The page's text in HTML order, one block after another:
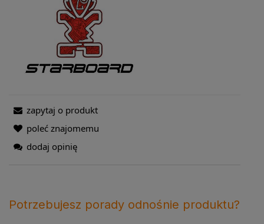
zapytaj o produkt
poleć znajomemu
dodaj opinię
Potrzebujesz porady odnośnie produktu?